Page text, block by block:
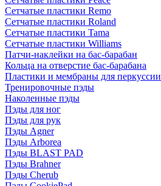
Сетчатые пластики Remo
Сетчатые пластики Roland
Сетчатые пластики Tama
Сетчатые пластики Williams
Патчи-наклейки на бас-барабан
Кольца на отверстие бас-барабана
Пластики и мембраны для перкуссии
Тренировочные пэды
Наколенные пэды
Пэды для ног
Пэды для рук
Пэды Agner
Пэды Arborea
Пэды BLAST PAD
Пэды Brahner
Пэды Cherub